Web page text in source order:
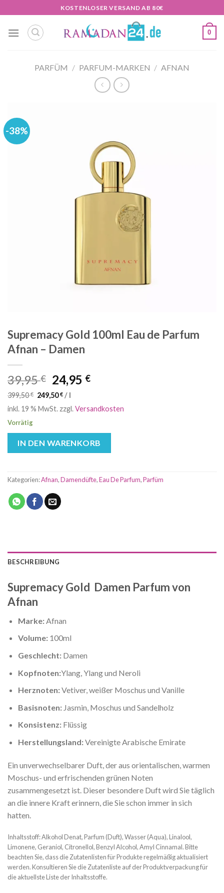
Inhalt
springen
KOSTENLOSER VERSAND AB 80€
0
PARFÜM / PARFUM-MARKEN / AFNAN
-38%
Supremacy Gold 100ml Eau de Parfum
Afnan – Damen
39,95€ Ursprünglicher
Preis
war:
39,95 €
24,95 €Aktueller
ist:
24,95 €.
399,50€ 249,50€ / l
inkl. 19 % MwSt. zzgl.Versandkosten
Vorrätig
IN DEN WARENKORB
Kategorien:Afnan,Damendüfte,Eau De Parfum,Parfüm
BESCHREIBUNG
Supremacy Gold Damen Parfum von
Afnan
Marke: Afnan
Volume: 100ml
Geschlecht: Damen
Kopfnoten:Ylang, Ylang und Neroli
Herznoten:Vetiver, weißer Moschus und Vanille
Basisnoten:Jasmin, Moschus und Sandelholz
Konsistenz: Flüssig
Herstellungsland:Vereinigte Arabische Emirate
Ein unverwechselbarer Duft, der aus orientalischen, warmen
Moschus- und erfrischenden grünen Noten
zusammengesetzt ist. Dieser besondere Duft wird Sie täglich
an die innere Kraft erinnern, die Sie schon immer in sich
hatten.
Inhaltsstoff: Alkohol Denat, Parfum (Duft), Wasser (Aqua), Linalool,
Limonene, Geraniol, Citronellol, Benzyl Alcohol, Amyl Cinnamal. Bitte
beachten Sie, dass die Zutatenlisten für Produkte regelmäßig aktualisiert
werden. Konsultieren Sie die Zutatenliste auf der Produktverpackung für
die aktuellste Liste der Inhaltsstoffe.